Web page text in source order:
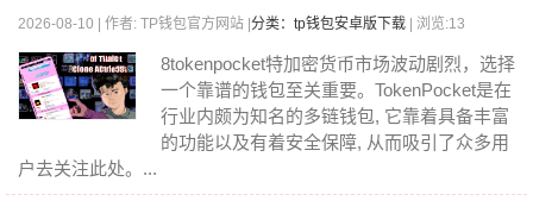
2026-08-10 | 作者: TP钱包官方网站 | 分类：tp钱包安卓版下载 | 浏览:13
8tokenpocket特加密货币市场波动剧烈，选择
一个靠谱的钱包至关重要。TokenPocket是在
行业内颇为知名的多链钱包, 它靠着具备丰富
的功能以及有着安全保障, 从而吸引了众多用
户去关注此处。...